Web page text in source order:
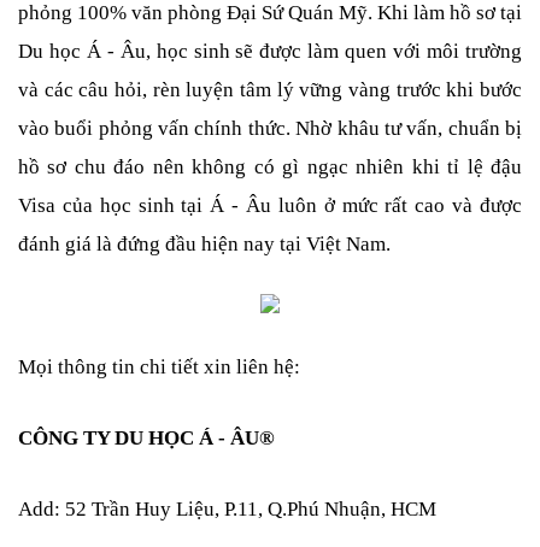
phỏng 100% văn phòng Đại Sứ Quán Mỹ. Khi làm hồ sơ tại
Du học Á - Âu, học sinh sẽ được làm quen với môi trường
và các câu hỏi, rèn luyện tâm lý vững vàng trước khi bước
vào buổi phỏng vấn chính thức. Nhờ khâu tư vấn, chuẩn bị
hồ sơ chu đáo nên không có gì ngạc nhiên khi tỉ lệ đậu
Visa của học sinh tại Á - Âu luôn ở mức rất cao và được
đánh giá là đứng đầu hiện nay tại Việt Nam.
Mọi thông tin chi tiết xin liên hệ:
CÔNG TY DU HỌC Á - ÂU®
Add: 52 Trần Huy Liệu, P.11, Q.Phú Nhuận, HCM